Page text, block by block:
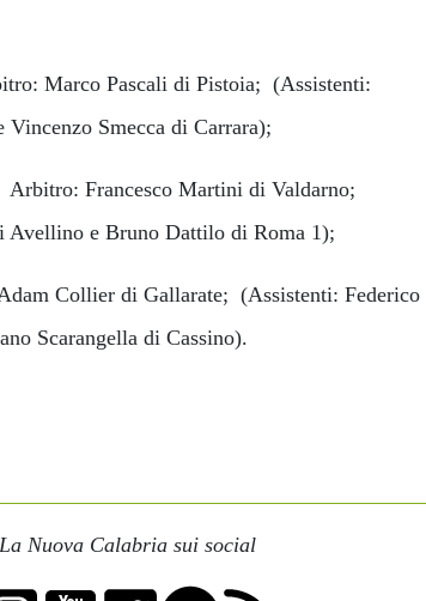
Marco Pascali di Pistoia; (Assistenti:
Smecca di Carrara);
Arbitro: Francesco Martini di Valdarno;
Avellino e Bruno Dattilo di Roma 1);
Collier di Gallarate; (Assistenti: Federico
Scarangella di Cassino).
Nuova Calabria sui social